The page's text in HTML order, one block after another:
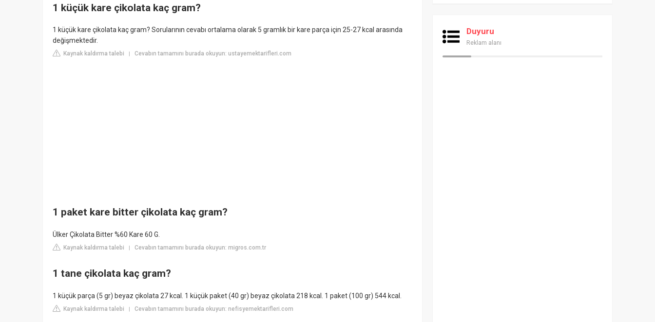
1 küçük kare çikolata kaç gram?
1 küçük kare çikolata kaç gram? Sorularının cevabı ortalama olarak 5 gramlık bir kare parça için 25-27 kcal arasında
değişmektedir.
Kaynak kaldırma talebi Cevabın tamamını burada okuyun: ustayemektarifleri.com
1 paket kare bitter çikolata kaç gram?
Ülker Çikolata Bitter %60 Kare 60 G.
Kaynak kaldırma talebi | Cevabın tamamını burada okuyun: migros.com.tr
1 tane çikolata kaç gram?
1 küçük parça (5 gr) beyaz çikolata 27 kcal. 1 küçük paket (40 gr) beyaz çikolata 218 kcal. 1 paket (100 gr) 544 kcal.
Kaynak kaldırma talebi | Cevabın tamamını burada okuyun: nefisyemektarifleri.com
Duyuru
Reklam alanı